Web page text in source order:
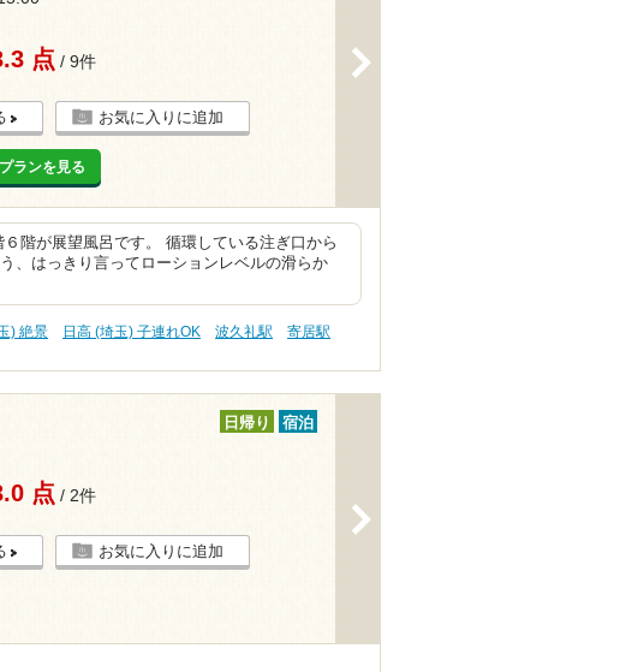
点 / 9件
お気に入りに追加
ランを見る
階が展望風呂です。 循環している注ぎ口から
、はっきり言ってローションレベルの滑らか
) 絶景 日高 (埼玉) 子連れOK 波久礼駅
寄居駅
日帰り 宿泊
点 / 2件
お気に入りに追加